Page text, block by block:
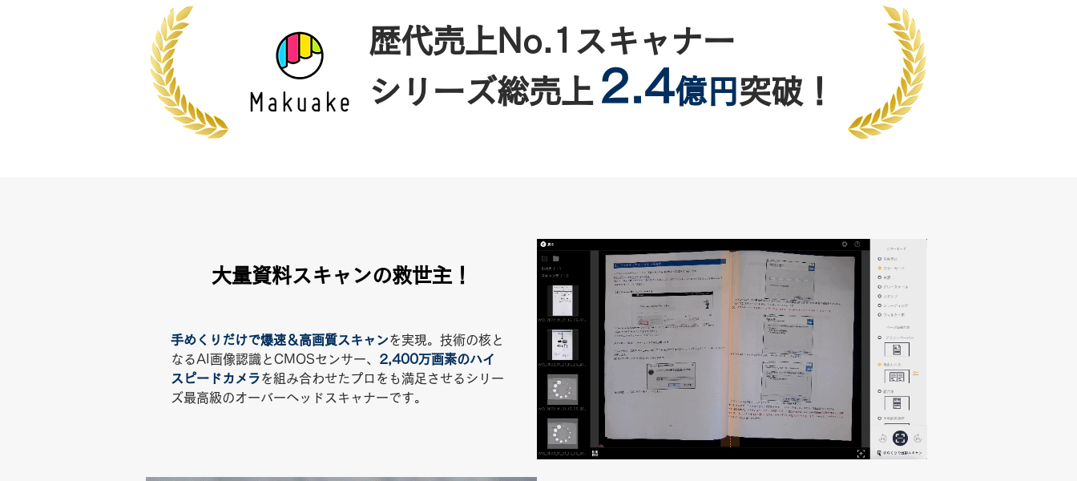
歴代売上No.1スキャナー
シリーズ総売上 2.4億円 突破！
大量資料スキャンの救世主！
手めくりだけで爆速＆高画質スキャンを実現。技術の核と
なるAI画像認識とCMOSセンサー、 2,400万画素のハイ
スピードカメラを組み合わせたプロをも満足させるシリー
ズ最高級のオーバーヘッドスキャナーです。